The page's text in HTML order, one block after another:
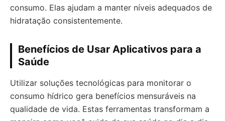
consumo. Elas ajudam a manter níveis adequados de
hidratação consistentemente.
Benefícios de Usar Aplicativos para a
Saúde
Utilizar soluções tecnológicas para monitorar o
consumo hídrico gera benefícios mensuráveis na
qualidade de vida. Estas ferramentas transformam a